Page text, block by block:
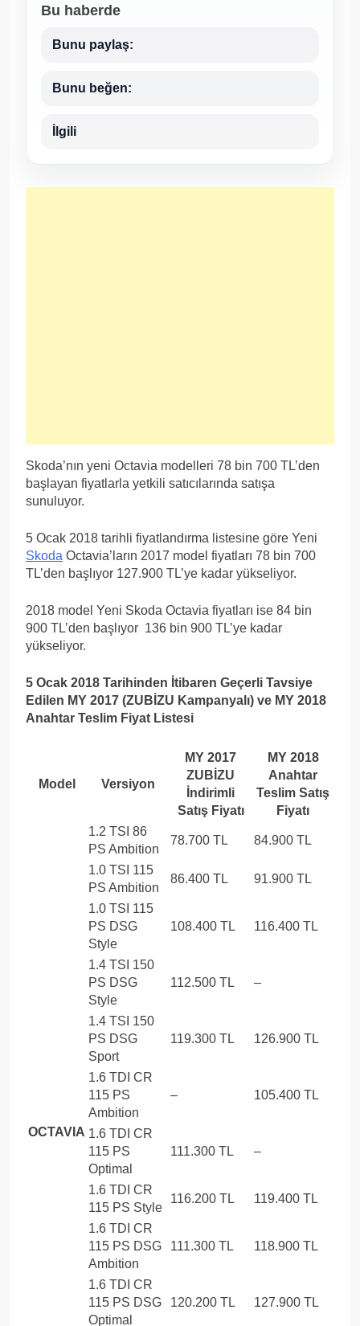
Bu haberde
Bunu paylaş:
Bunu beğen:
İlgili
Skoda’nın yeni Octavia modelleri 78 bin 700 TL’den
başlayan fiyatlarla yetkili satıcılarında satışa
sunuluyor.
5 Ocak 2018 tarihli fiyatlandırma listesine göre Yeni
Skoda Octavia’ların 2017 model fiyatları 78 bin 700
TL’den başlıyor 127.900 TL’ye kadar yükseliyor.
2018 model Yeni Skoda Octavia fiyatları ise 84 bin
900 TL’den başlıyor 136 bin 900 TL’ye kadar
yükseliyor.
5 Ocak 2018 Tarihinden İtibaren Geçerli Tavsiye
Edilen MY 2017 (ZUBİZU Kampanyalı) ve MY 2018
Anahtar Teslim Fiyat Listesi
Model Versiyon
MY 2017
ZUBİZU
İndirimli
Satış Fiyatı
MY 2018
Anahtar
Teslim Satış
Fiyatı
OCTAVIA
1.2 TSI 86
PS Ambition
78.700 TL 84.900 TL
1.0 TSI 115
PS Ambition
86.400 TL 91.900 TL
1.0 TSI 115
PS DSG
Style
108.400 TL 116.400 TL
1.4 TSI 150
PS DSG
Style
112.500 TL –
1.4 TSI 150
PS DSG
Sport
119.300 TL 126.900 TL
1.6 TDI CR
115 PS
Ambition
– 105.400 TL
1.6 TDI CR
115 PS
Optimal
111.300 TL –
1.6 TDI CR
115 PS Style
116.200 TL 119.400 TL
1.6 TDI CR
115 PS DSG
Ambition
111.300 TL 118.900 TL
1.6 TDI CR
115 PS DSG
Optimal
120.200 TL 127.900 TL